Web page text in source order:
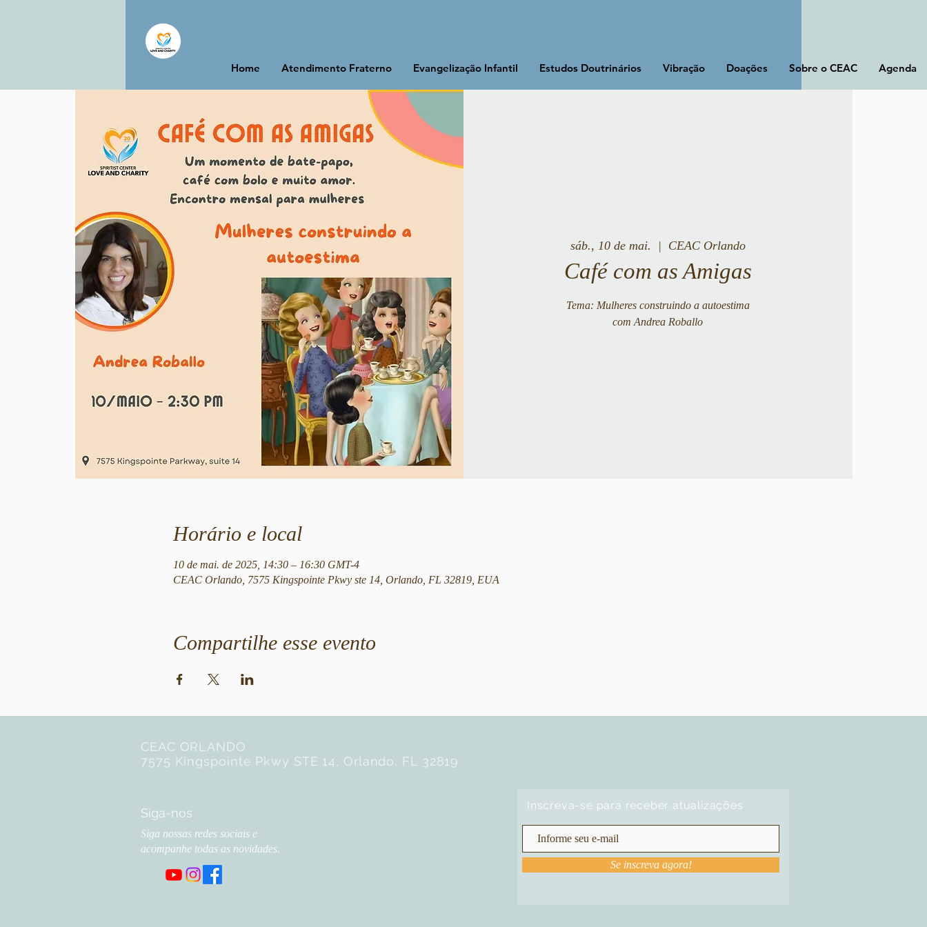
Home Atendimento Fraterno Evangelização Infantil Estudos Doutrinários Vibração Doações Sobre o CEAC Agenda
sáb., 10 de mai.
  |
CEAC Orlando
Café com as Amigas
Tema: Mulheres construindo a autoestima
com Andrea Roballo
Horário e local
10 de mai. de 2025, 14:30 – 16:30 GMT-4
CEAC Orlando, 7575 Kingspointe Pkwy ste 14, Orlando, FL 32819, EUA
Compartilhe esse evento
CEAC ORLANDO
7575 Kingspointe Pkwy STE 14, Orlando, FL 32819
Siga-nos
Siga nossas redes sociais e
acompanhe todas as novidades.
Inscreva-se para receber atualizações
Se inscreva agora!